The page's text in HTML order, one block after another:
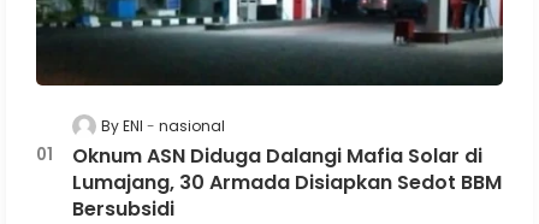
By ENI nasional
Oknum ASN Diduga Dalangi Mafia Solar di
Lumajang, 30 Armada Disiapkan Sedot BBM
Bersubsidi